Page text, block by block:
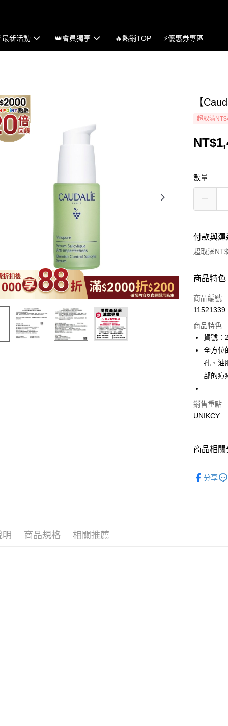
新活動 👑會員獨享 🔥熱銷TOP ⚡優惠券專區
【
超取滿
數量
付款與運
超取滿
付款方式
icash Pay
超商取貨
LINE Pay
Apple Pay
街口支付
悠遊付
7-11取貨
商品特色
商品編號
11521339
商品特色
貨號：
全方位
孔、油
部的痘
銷售重點
UNIKCY
商品相關
分享
明 商品規格 相關推薦